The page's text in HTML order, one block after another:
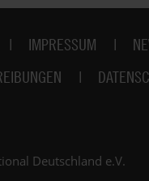
IMPRESSUM
Deutschland e.V.